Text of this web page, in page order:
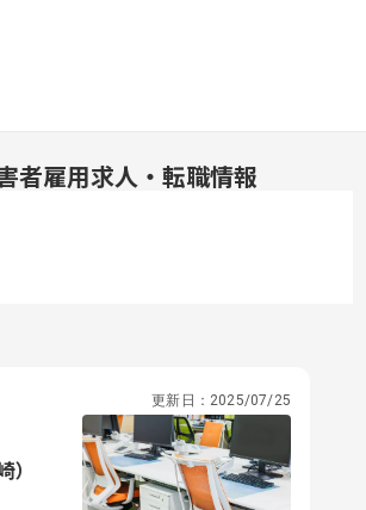
者雇用求人・転職情報
更新日： 2025/07/25